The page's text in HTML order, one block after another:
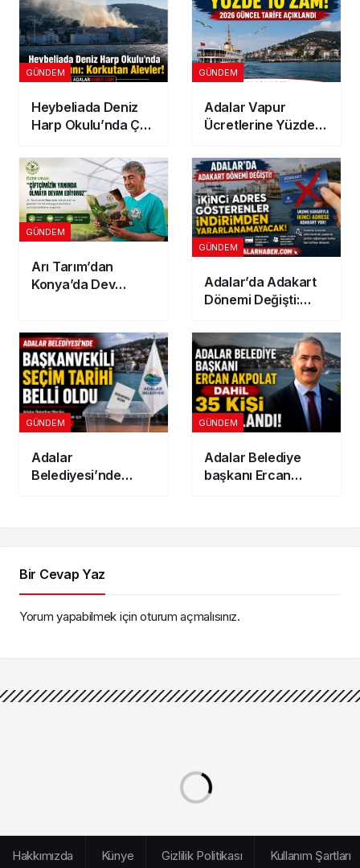
GÜNDEM
Heybeliada Deniz
Harp Okulu’nda Çatı
Alevler!
GÜNDEM
Adalar Vapur
Ücretlerine Yüzde
Güncel Tarife
Açıklandı
GÜNDEM
Arı Tarım’dan
Konya’da Dev
Jeotermal Sera
Kuruluyor
GÜNDEM
Adalar’da Adakart
Dönemi Değişti:
Gösterenler
İndirimden
Yararlanamayacak
GÜNDEM
Adalar
Belediyesi’nde
GÜNDEM
Adalar Belediye
başkanı Ercan
Bir Cevap Yaz
Yorum yapabilmek içinoturum açmalısınız.
Hakkımızda Künye Gizlilik Politikası Kullanım Şartları